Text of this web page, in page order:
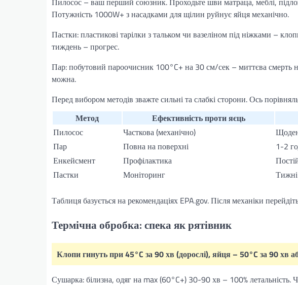
Потужність 1000W+ з насадками для щілин руйнує яйця механічно.
Пастки: пластикові тарілки з тальком чи вазеліном під ніжками –
тиждень – прогрес.
Пар: побутовий пароочисник 100°C+ на 30 см/сек – миттєва смерть
можна.
Перед вибором методів зважте сильні та слабкі сторони. Ось
Метод
Ефективність проти яєць
Пилосос
Часткова (механічно)
Пар
Повна на поверхні 1-2
Енкейсмент
Профілактика
Пастки
Моніторинг Тижні
Таблиця базується на рекомендаціях EPA.gov. Після механіки
Термічна обробка: спека як рятівник
Клопи гинуть при 45°C за 90 хв (дорослі), яйця – 50°C за 90 хв
Сушарка: білизна, одяг на max (60°C+) 30-90 хв – 100%